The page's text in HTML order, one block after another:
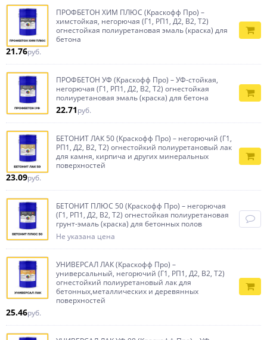
ПРОФБЕТОН ХИМ ПЛЮС (Краскофф Про) –
химстойкая, негорючая (Г1, РП1, Д2, В2, Т2)
огнестойкая полиуретановая эмаль (краска) для
бетона
21.76руб.
ПРОФБЕТОН УФ (Краскофф Про) – УФ-стойкая,
негорючая (Г1, РП1, Д2, В2, Т2) огнестойкая
полиуретановая эмаль (краска) для бетона
22.71руб.
БЕТОНИТ ЛАК 50 (Краскофф Про) – негорючий (Г1,
РП1, Д2, В2, Т2) огнестойкий полиуретановый лак
для камня, кирпича и других минеральных
поверхностей
23.09руб.
БЕТОНИТ ПЛЮС 50 (Краскофф Про) – негорючая
(Г1, РП1, Д2, В2, Т2) огнестойкая полиуретановая
грунт-эмаль (краска) для бетонных полов
Не указана цена
УНИВЕРСАЛ ЛАК (Краскофф Про) –
универсальный, негорючий (Г1, РП1, Д2, В2, Т2)
огнестойкий полиуретановый лак для
бетонных,металлических и деревянных
поверхностей
25.46руб.